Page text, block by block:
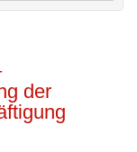
der